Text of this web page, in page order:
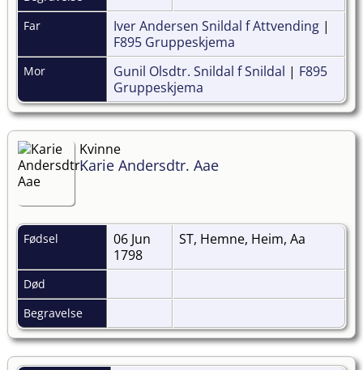
Far
Iver Andersen Snildal f Attvending |
F895 Gruppeskjema
Mor Gunil Olsdtr. Snildal f Snildal | F895
Gruppeskjema
Kvinne
Karie Andersdtr. Aae
Fødsel
06 Jun
1798
ST, Hemne, Heim, Aa
Død
Begravelse